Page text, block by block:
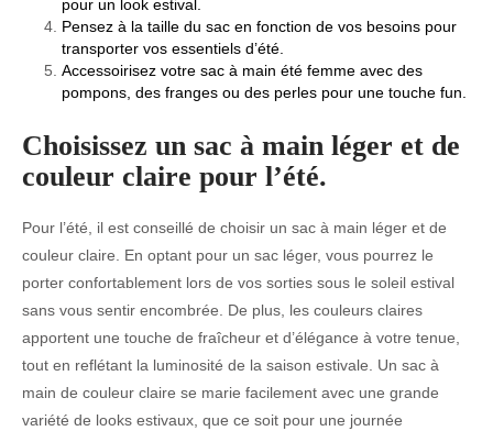
pour un look estival.
Pensez à la taille du sac en fonction de vos besoins pour
transporter vos essentiels d’été.
Accessoirisez votre sac à main été femme avec des
pompons, des franges ou des perles pour une touche fun.
Choisissez un sac à main léger et de
couleur claire pour l’été.
Pour l’été, il est conseillé de choisir un sac à main léger et de
couleur claire. En optant pour un sac léger, vous pourrez le
porter confortablement lors de vos sorties sous le soleil estival
sans vous sentir encombrée. De plus, les couleurs claires
apportent une touche de fraîcheur et d’élégance à votre tenue,
tout en reflétant la luminosité de la saison estivale. Un sac à
main de couleur claire se marie facilement avec une grande
variété de looks estivaux, que ce soit pour une journée